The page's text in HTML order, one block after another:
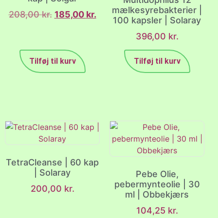
208,00kr. 185,00 kr.
Tilføj til kurv
mælkesyrebakterier |
100 kapsler | Solaray
396,00 kr.
Tilføj til kurv
TetraCleanse | 60 kap
| Solaray
200,00 kr.
Pebe Olie,
pebermynteolie | 30
ml | Obbekjærs
104,25 kr.